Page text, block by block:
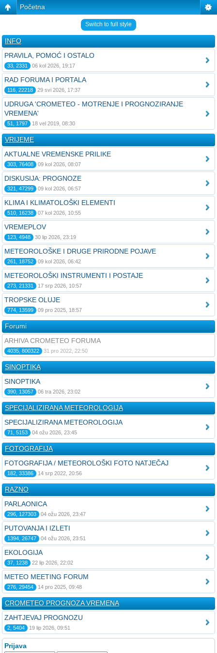
Početna
Switch to full style
INFO
PRAVILA, POMOĆ I OSTALO
33, 2331 06 kol 2026, 19:17
RAD FORUMA I PORTALA
116, 22218 29 svi 2026, 17:37
UDRUGA 'CROMETEO - MOTRENJE I PROGNOZIRANJE
VREMENA'
51, 1797 18 vel 2019, 08:30
VRIJEME
AKTUALNE VREMENSKE PRILIKE
303, 76408 09 kol 2026, 08:07
DISKUSIJA: PROGNOZE
321, 47299 09 kol 2026, 06:57
KLIMA I KLIMATOLOŠKI ELEMENTI
510, 16238 07 kol 2026, 10:55
VREMEPLOV
123, 4948 30 lip 2026, 23:19
METEOROLOŠKE I DRUGE PRIRODNE POJAVE
261, 18752 09 kol 2026, 06:42
METEOROLOŠKI INSTRUMENTI I POSTAJE
273, 21331 17 srp 2026, 10:57
TROPSKE OLUJE
774, 13599 09 pro 2025, 18:57
Forumi
ARHIVA CROMETEO FORUMA
4035, 800322 31 pro 2022, 22:50
SINOPTIKA
SINOPTIKA
390, 13057 06 tra 2026, 23:02
SPECIJALIZIRANA METEOROLOGIJA
SPECIJALIZIRANA METEOROLOGIJA
71, 5153 04 ožu 2026, 23:45
FOTOGRAFIJA
FOTOGRAFIJA / METEOROLOŠKI FOTO NATJEČAJ
182, 33386 14 srp 2022, 20:56
RAZNO
PARLAONICA
296, 127303 04 ožu 2026, 23:47
PUTOVANJA I IZLETI
1394, 26747 04 ožu 2026, 23:51
EKOLOGIJA
37, 1238 22 lip 2026, 22:02
METEO MEETING FORUM
276, 29454 14 pro 2025, 09:48
CROMETEO PROGNOZA VREMENA
ZAHTJEVAJ PROGNOZU
2, 5404 19 lip 2026, 09:51
Prijava